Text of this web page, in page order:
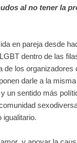
al no tener la
en pareja desde
dentro de las
de los organizadores
darle a la
un sentido más
igualitario.